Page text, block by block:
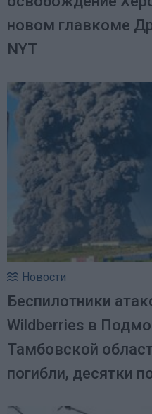
новом главкоме
NYT
Новости
Беспилотники
Wildberries в
Тамбовской
погибли, десятки